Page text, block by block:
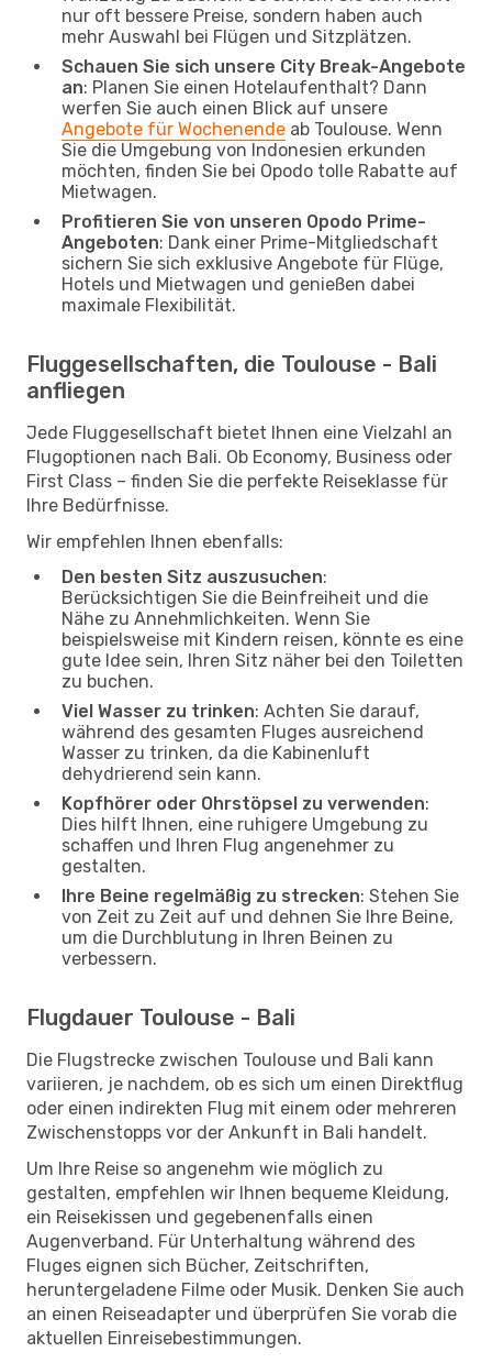
nur oft bessere Preise, sondern haben auch
mehr Auswahl bei Flügen und Sitzplätzen.
Schauen Sie sich unsere City Break-Angebote
an: Planen Sie einen Hotelaufenthalt? Dann
werfen Sie auch einen Blick auf unsere
Angebote für Wochenende ab Toulouse. Wenn
Sie die Umgebung von Indonesien erkunden
möchten, finden Sie bei Opodo tolle Rabatte auf
Mietwagen.
Profitieren Sie von unseren Opodo Prime-
Angeboten: Dank einer Prime-Mitgliedschaft
sichern Sie sich exklusive Angebote für Flüge,
Hotels und Mietwagen und genießen dabei
maximale Flexibilität.
Fluggesellschaften, die Toulouse - Bali
anfliegen
Jede Fluggesellschaft bietet Ihnen eine Vielzahl an
Flugoptionen nach Bali. Ob Economy, Business oder
First Class – finden Sie die perfekte Reiseklasse für
Ihre Bedürfnisse.
Wir empfehlen Ihnen ebenfalls:
Den besten Sitz auszusuchen:
Berücksichtigen Sie die Beinfreiheit und die
Nähe zu Annehmlichkeiten. Wenn Sie
beispielsweise mit Kindern reisen, könnte es eine
gute Idee sein, Ihren Sitz näher bei den Toiletten
zu buchen.
Viel Wasser zu trinken: Achten Sie darauf,
während des gesamten Fluges ausreichend
Wasser zu trinken, da die Kabinenluft
dehydrierend sein kann.
Kopfhörer oder Ohrstöpsel zu verwenden:
Dies hilft Ihnen, eine ruhigere Umgebung zu
schaffen und Ihren Flug angenehmer zu
gestalten.
Ihre Beine regelmäßig zu strecken: Stehen Sie
von Zeit zu Zeit auf und dehnen Sie Ihre Beine,
um die Durchblutung in Ihren Beinen zu
verbessern.
Flugdauer Toulouse - Bali
Die Flugstrecke zwischen Toulouse und Bali kann
variieren, je nachdem, ob es sich um einen Direktflug
oder einen indirekten Flug mit einem oder mehreren
Zwischenstopps vor der Ankunft in Bali handelt.
Um Ihre Reise so angenehm wie möglich zu
gestalten, empfehlen wir Ihnen bequeme Kleidung,
ein Reisekissen und gegebenenfalls einen
Augenverband. Für Unterhaltung während des
Fluges eignen sich Bücher, Zeitschriften,
heruntergeladene Filme oder Musik. Denken Sie auch
an einen Reiseadapter und überprüfen Sie vorab die
aktuellen Einreisebestimmungen.